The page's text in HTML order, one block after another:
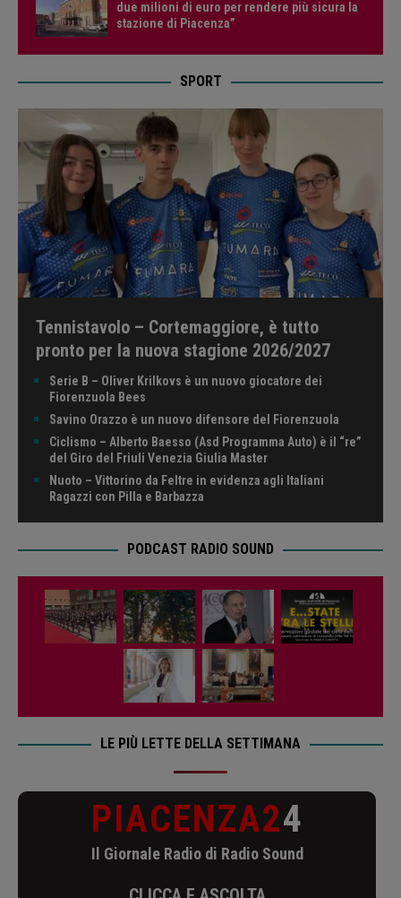
due milioni di euro per rendere più sicura la
stazione di Piacenza”
SPORT
Tennistavolo – Cortemaggiore, è tutto
pronto per la nuova stagione 2026/2027
Serie B – Oliver Krilkovs è un nuovo giocatore dei
Fiorenzuola Bees
Savino Orazzo è un nuovo difensore del Fiorenzuola
Ciclismo – Alberto Baesso (Asd Programma Auto) è il “re”
del Giro del Friuli Venezia Giulia Master
Nuoto – Vittorino da Feltre in evidenza agli Italiani
Ragazzi con Pilla e Barbazza
PODCAST RADIO SOUND
LE PIÙ LETTE DELLA SETTIMANA
PIACENZA24
Il Giornale Radio di Radio Sound